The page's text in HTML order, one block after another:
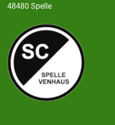
48480 Spelle